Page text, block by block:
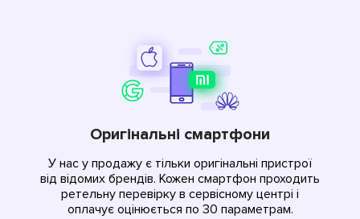
Оригінальні смартфони
У нас у продажу є тільки оригінальні пристрої
від відомих брендів. Кожен смартфон проходить
ретельну перевірку в сервісному центрі і
оплачує оцінюється по 30 параметрам.